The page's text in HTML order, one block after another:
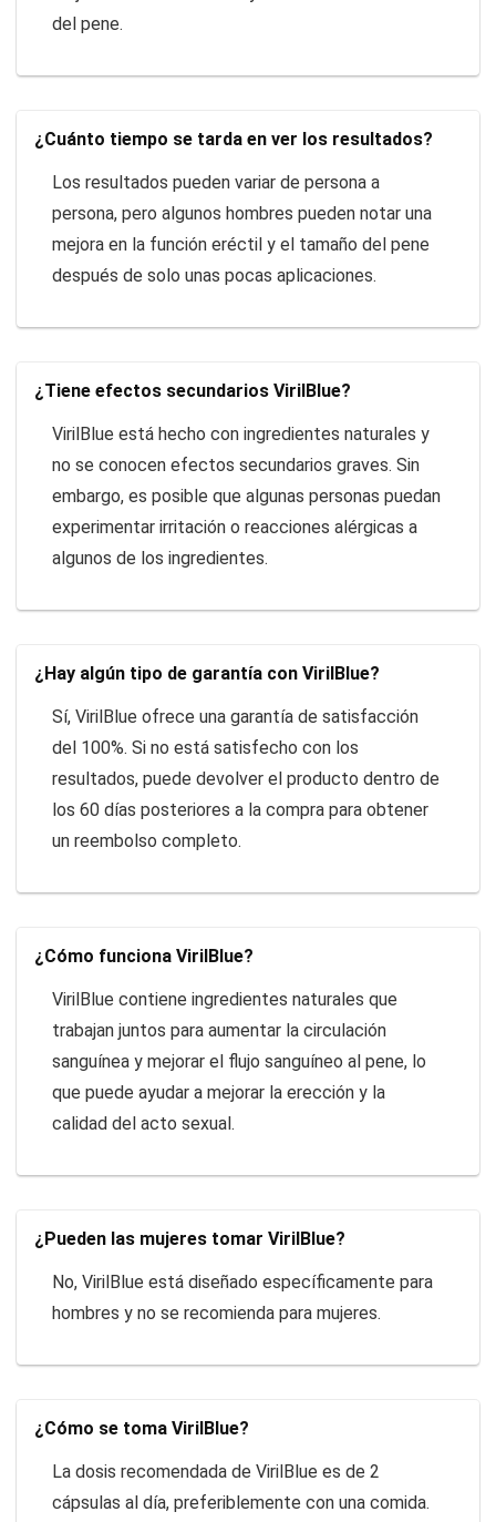
del pene.
¿Cuánto tiempo se tarda en ver los resultados?
Los resultados pueden variar de persona a
persona, pero algunos hombres pueden notar una
mejora en la función eréctil y el tamaño del pene
después de solo unas pocas aplicaciones.
¿Tiene efectos secundarios VirilBlue?
VirilBlue está hecho con ingredientes naturales y
no se conocen efectos secundarios graves. Sin
embargo, es posible que algunas personas puedan
experimentar irritación o reacciones alérgicas a
algunos de los ingredientes.
¿Hay algún tipo de garantía con VirilBlue?
Sí, VirilBlue ofrece una garantía de satisfacción
del 100%. Si no está satisfecho con los
resultados, puede devolver el producto dentro de
los 60 días posteriores a la compra para obtener
un reembolso completo.
¿Cómo funciona VirilBlue?
VirilBlue contiene ingredientes naturales que
trabajan juntos para aumentar la circulación
sanguínea y mejorar el flujo sanguíneo al pene, lo
que puede ayudar a mejorar la erección y la
calidad del acto sexual.
¿Pueden las mujeres tomar VirilBlue?
No, VirilBlue está diseñado específicamente para
hombres y no se recomienda para mujeres.
¿Cómo se toma VirilBlue?
La dosis recomendada de VirilBlue es de 2
cápsulas al día, preferiblemente con una comida.